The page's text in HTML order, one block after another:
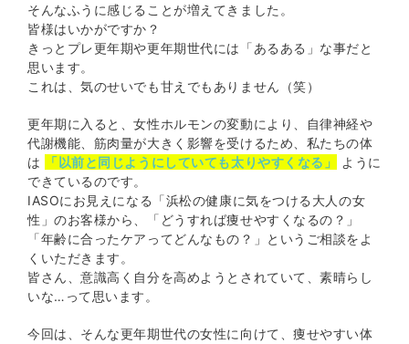
そんなふうに感じることが増えてきました。
皆様はいかがですか？
きっとプレ更年期や更年期世代には「あるある」な事だと
思います。
これは、気のせいでも甘えでもありません（笑）
更年期に入ると、女性ホルモンの変動により、自律神経や
代謝機能、筋肉量が大きく影響を受けるため、私たちの体
は
「以前と同じようにしていても太りやすくなる」
ように
できているのです。
IASOにお見えになる「浜松の健康に気をつける大人の女
性」のお客様から、「どうすれば痩せやすくなるの？」
「年齢に合ったケアってどんなもの？」というご相談をよ
くいただきます。
皆さん、意識高く自分を高めようとされていて、素晴らし
いな…って思います。
今回は、そんな更年期世代の女性に向けて、痩せやすい体